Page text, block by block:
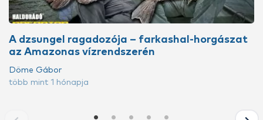
A dzsungel ragadozója – farkashal-horgászat
az Amazonas vízrendszerén
Döme Gábor
több mint 1 hónapja